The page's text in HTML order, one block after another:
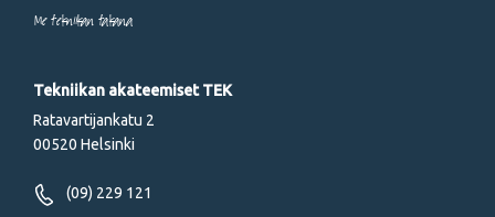
Me tekniikan takana
Tekniikan akateemiset TEK
Ratavartijankatu 2
00520 Helsinki
(09) 229 121